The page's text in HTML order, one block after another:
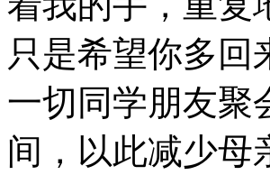
只是希望你多回
一切同学朋友聚
间，以此减少母